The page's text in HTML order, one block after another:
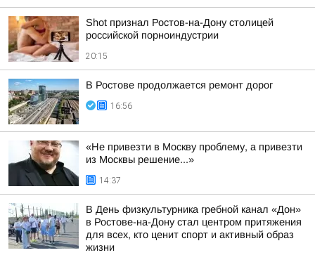
Shot признал Ростов-на-Дону столицей
российской порноиндустрии
20:15
В Ростове продолжается ремонт дорог
16:56
«Не привезти в Москву проблему, а привезти
из Москвы решение...»
14:37
В День физкультурника гребной канал «Дон»
в Ростове-на-Дону стал центром притяжения
для всех, кто ценит спорт и активный образ
жизни